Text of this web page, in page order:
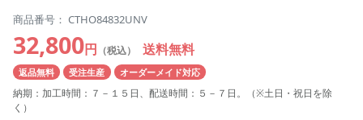
商品番号： CTHO84832UNV
32,800円 （税込） 送料無料
返品無料 受注生産 オーダーメイド対応
納期：加工時間：７－１５日、配送時間：５－７日。（※土日・祝日を除
く）